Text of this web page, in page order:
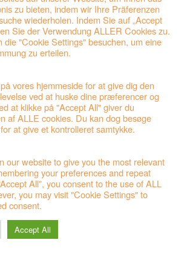
Flensburg HRB 6859 FL
Beachtung größter Sorgfalt laufend
der angegebenen Informationen
Für enthaltene Informationen (fremde
Hyperlink lediglich vermittelt wird, ist
nicht verantwortlich. Inhalt und Gestaltung
urheberrechtlich geschützt.
Datenschutzerklärung
zu bieten, indem wir Ihre Präferenzen
wiederholen. Indem Sie auf „Accept
Sie der Verwendung ALLER Cookies zu.
die "Cookie Settings" besuchen, um eine
zu erteilen.
vores hjemmeside for at give dig den
ved at huske dine præferencer og
at klikke på "Accept All" giver du
af ALLE cookies. Du kan dog besøge
at give et kontrolleret samtykke.
our website to give you the most relevant
your preferences and repeat
All”, you consent to the use of ALL
you may visit "Cookie Settings" to
consent.
Accept All